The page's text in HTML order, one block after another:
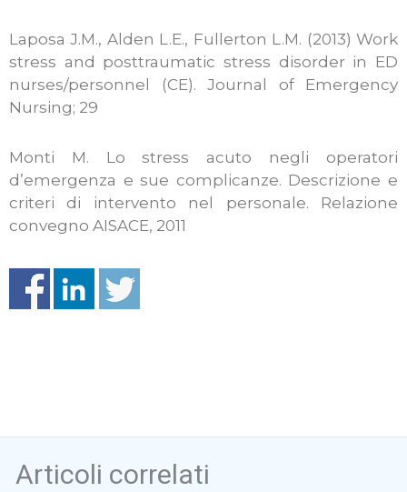
Laposa J.M., Alden L.E., Fullerton L.M. (2013) Work
stress and posttraumatic stress disorder in ED
nurses/personnel (CE). Journal of Emergency
Nursing; 29
Monti M. Lo stress acuto negli operatori
d’emergenza e sue complicanze. Descrizione e
criteri di intervento nel personale. Relazione
convegno AISACE, 2011
Articoli correlati